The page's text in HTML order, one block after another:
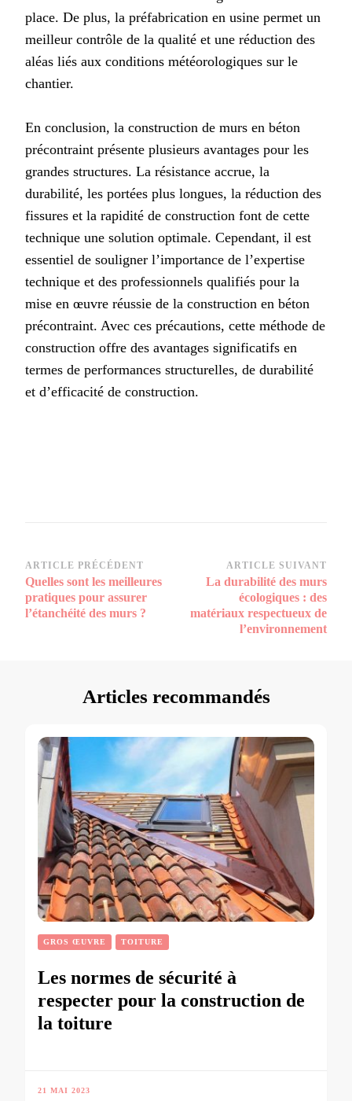
place. De plus, la préfabrication en usine permet un
meilleur contrôle de la qualité et une réduction des
aléas liés aux conditions météorologiques sur le
chantier.
En conclusion, la construction de murs en béton
précontraint présente plusieurs avantages pour les
grandes structures. La résistance accrue, la
durabilité, les portées plus longues, la réduction des
fissures et la rapidité de construction font de cette
technique une solution optimale. Cependant, il est
essentiel de souligner l’importance de l’expertise
technique et des professionnels qualifiés pour la
mise en œuvre réussie de la construction en béton
précontraint. Avec ces précautions, cette méthode de
construction offre des avantages significatifs en
termes de performances structurelles, de durabilité
et d’efficacité de construction.
Navigation
d’article
ARTICLE PRÉCÉDENT
Quelles sont les meilleures
pratiques pour assurer
l’étanchéité des murs ?
ARTICLE SUIVANT
La durabilité des murs
écologiques : des
matériaux respectueux de
l’environnement
Articles recommandés
GROS ŒUVRE TOITURE
Les normes de sécurité à
respecter pour la construction de
la toiture
21 MAI 2023